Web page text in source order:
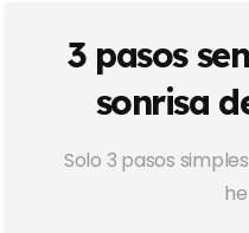
3 pasos
sonrisa
Solo 3 pasos